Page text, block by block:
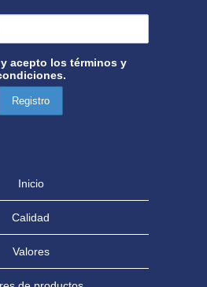
acepto los términos y
Inicio
Calidad
Valores